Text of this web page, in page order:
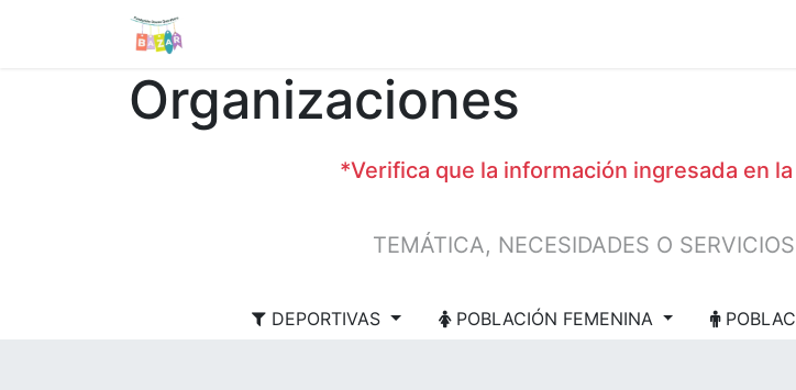
Organizaciones
*Verifica que la información ingresada en
DEPORTIVAS POBLACIÓN FEMENINA